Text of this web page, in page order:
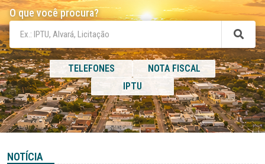
O que você procura?
TELEFONES
NOTA FISCAL
IPTU
NOTÍCIA